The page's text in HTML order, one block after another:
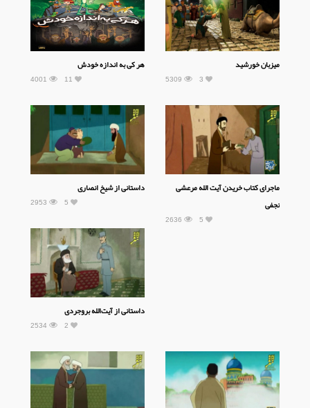
میزبان خورشید
5309 3
هر کی به اندازه خودش
4001 11
ماجرای کتاب خریدن آیت الله مرعشی
نجفی
2636 5
داستانی از شیخ انصاری
2953 5
داستانی از آیت‌الله بروجردی
2534 2